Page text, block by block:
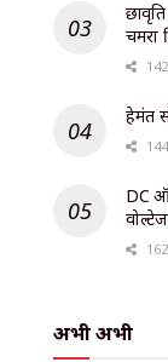
चमरा
हेमंत
DC
वोल्टेज
अभी अभी